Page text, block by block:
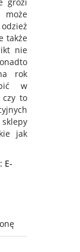
grozi
może
także
nie
rok
w
czy to
jak
E-